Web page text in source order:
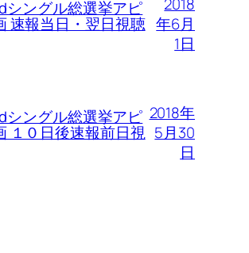
シングル総選挙アピ
速報当日・翌日視聴 年6月
1日
シングル総選挙アピ
１０日後速報前日視
2018年
5月30
日